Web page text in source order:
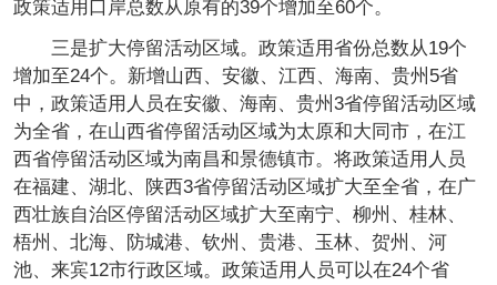
政策适用口岸总数从原有的39个增加至60个。
三是扩大停留活动区域。政策适用省份总数从19个
增加至24个。新增山西、安徽、江西、海南、贵州5省
中，政策适用人员在安徽、海南、贵州3省停留活动区域
为全省，在山西省停留活动区域为太原和大同市，在江
西省停留活动区域为南昌和景德镇市。将政策适用人员
在福建、湖北、陕西3省停留活动区域扩大至全省，在广
西壮族自治区停留活动区域扩大至南宁、柳州、桂林、
梧州、北海、防城港、钦州、贵港、玉林、贺州、河
池、来宾12市行政区域。政策适用人员可以在24个省